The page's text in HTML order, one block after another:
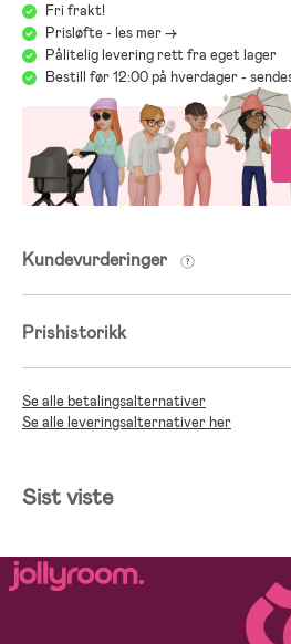
Fri frakt!
Prisløfte - les mer ->
Pålitelig levering rett fra eget lager
Bestill før 12:00 på hverdager -
Kundevurderinger
Prishistorikk
Se alle betalingsalternativer
Se alle leveringsalternativer her
Sist viste